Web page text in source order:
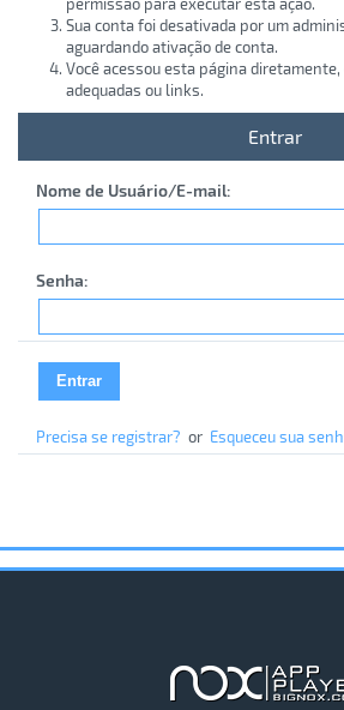
Sua conta foi desativada por um
aguardando ativação de conta.
Você acessou esta página
adequadas ou links.
Entrar
Nome de Usuário/E-mail:
Senha:
Precisa se registrar? or Esqueceu sua